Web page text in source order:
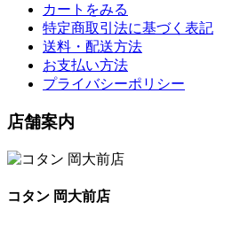
カートをみる
特定商取引法に基づく表記
送料・配送方法
お支払い方法
プライバシーポリシー
店舗案内
コタン 岡大前店